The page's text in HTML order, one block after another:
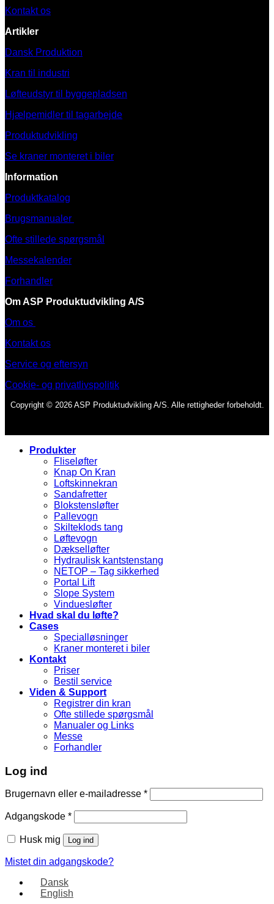
Kontakt os
Artikler
Dansk Produktion
Kran til industri
Løfteudstyr til byggepladsen
Hjælpemidler til tagarbejde
Produktudvikling
Se kraner monteret i biler
Information
Produktkatalog
Brugsmanualer
Ofte stillede spørgsmål
Messekalender
Forhandler
Om ASP Produktudvikling A/S
Om os
Kontakt os
Service og eftersyn
Cookie- og privatlivspolitik
Copyright © 2026 ASP Produktudvikling A/S. Alle rettigheder forbeholdt.
Produkter
Fliseløfter
Knap On Kran
Loftskinnekran
Sandafretter
Blokstensløfter
Pallevogn
Skilteklods tang
Løftevogn
Dækselløfter
Hydraulisk kantstenstang
NETOP – Tag sikkerhed
Portal Lift
Slope System
Vinduesløfter
Hvad skal du løfte?
Cases
Specialløsninger
Kraner monteret i biler
Kontakt
Priser
Bestil service
Viden & Support
Registrer din kran
Ofte stillede spørgsmål
Manualer og Links
Messe
Forhandler
Log ind
Brugernavn eller e-mailadresse *
Adgangskode *
Husk mig Log ind
Mistet din adgangskode?
Dansk
English